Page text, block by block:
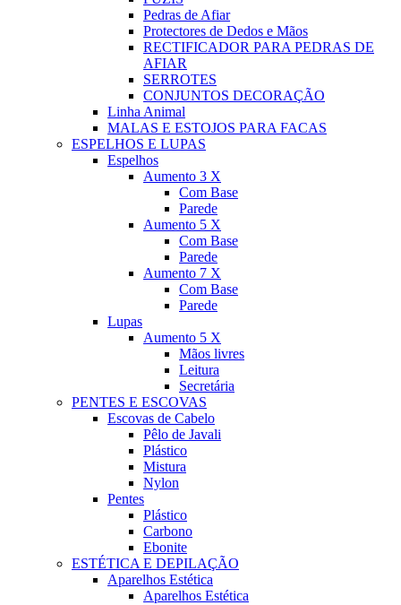
Pedras de Afiar
Protectores de Dedos e Mãos
RECTIFICADOR PARA PEDRAS DE
AFIAR
SERROTES
CONJUNTOS DECORAÇÃO
Linha Animal
MALAS E ESTOJOS PARA FACAS
ESPELHOS E LUPAS
Espelhos
Aumento 3 X
Com Base
Parede
Aumento 5 X
Com Base
Parede
Aumento 7 X
Com Base
Parede
Lupas
Aumento 5 X
Mãos livres
Leitura
Secretária
PENTES E ESCOVAS
Escovas de Cabelo
Pêlo de Javali
Plástico
Mistura
Nylon
Pentes
Plástico
Carbono
Ebonite
ESTÉTICA E DEPILAÇÃO
Aparelhos Estética
Aparelhos Estética